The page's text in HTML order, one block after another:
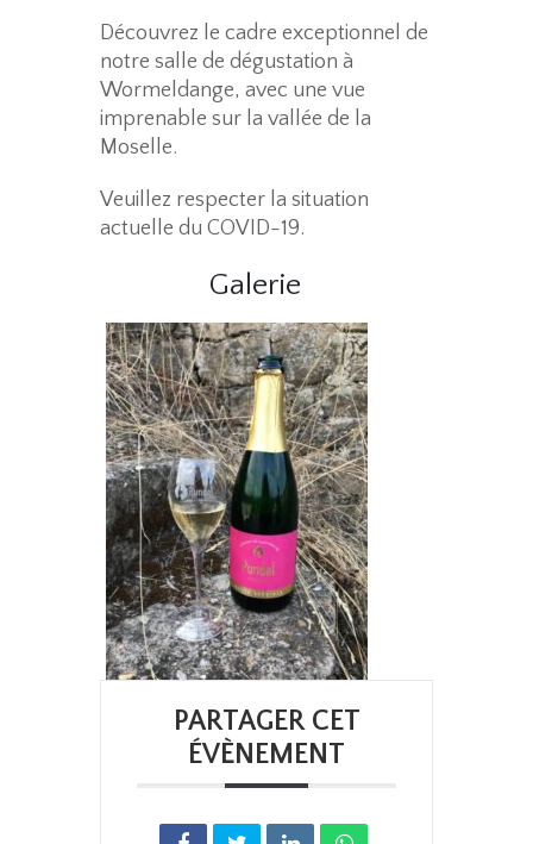
Découvrez le cadre exceptionnel de
notre salle de dégustation à
Wormeldange, avec une vue
imprenable sur la vallée de la
Moselle.
Veuillez respecter la situation
actuelle du COVID-19.
Galerie
PARTAGER CET
ÉVÈNEMENT